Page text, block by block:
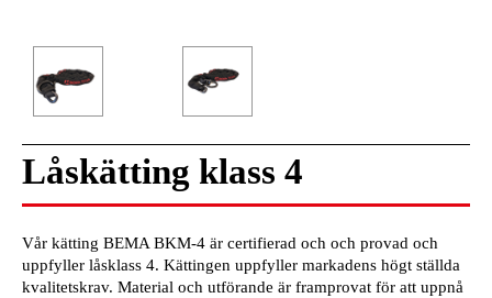
Låskätting klass 4
Vår kätting BEMA BKM-4 är certifierad och och provad och
uppfyller låsklass 4. Kättingen uppfyller markadens högt ställda
kvalitetskrav. Material och utförande är framprovat för att uppnå